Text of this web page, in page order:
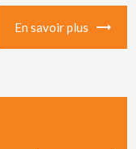
En savoir plus